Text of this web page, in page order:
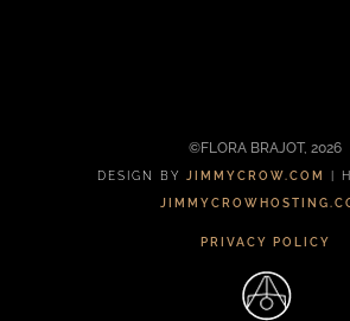
©FLORA BRAJOT, 2026
DESIGN BY JIMMYCROW.COM |
PRIVACY POLICY